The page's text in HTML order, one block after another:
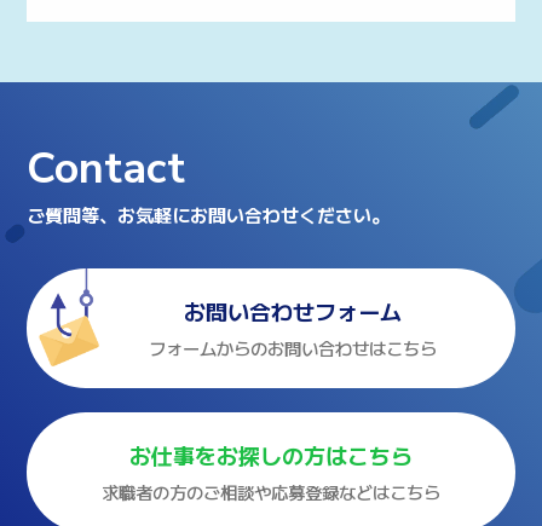
Contact
ご質問等、お気軽にお問い合わせください。
お問い合わせフォーム
フォームからのお問い合わせはこちら
お仕事をお探しの方はこちら
求職者の方のご相談や応募登録などはこちら